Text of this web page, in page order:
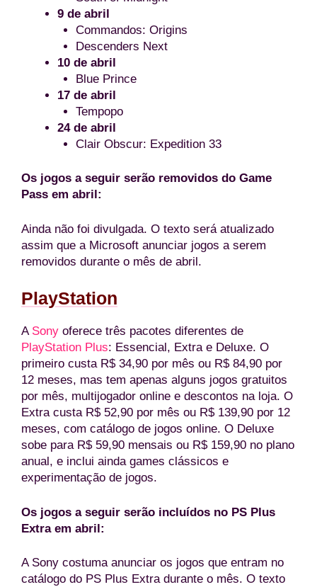
9 de abril
Commandos: Origins
Descenders Next
10 de abril
Blue Prince
17 de abril
Tempopo
24 de abril
Clair Obscur: Expedition 33
Os jogos a seguir serão removidos do Game
Pass em abril:
Ainda não foi divulgada. O texto será atualizado
assim que a Microsoft anunciar jogos a serem
removidos durante o mês de abril.
PlayStation
A Sony oferece três pacotes diferentes de
PlayStation Plus: Essencial, Extra e Deluxe. O
primeiro custa R$ 34,90 por mês ou R$ 84,90 por
12 meses, mas tem apenas alguns jogos gratuitos
por mês, multijogador online e descontos na loja. O
Extra custa R$ 52,90 por mês ou R$ 139,90 por 12
meses, com catálogo de jogos online. O Deluxe
sobe para R$ 59,90 mensais ou R$ 159,90 no plano
anual, e inclui ainda games clássicos e
experimentação de jogos.
Os jogos a seguir serão incluídos no PS Plus
Extra em abril:
A Sony costuma anunciar os jogos que entram no
catálogo do PS Plus Extra durante o mês. O texto